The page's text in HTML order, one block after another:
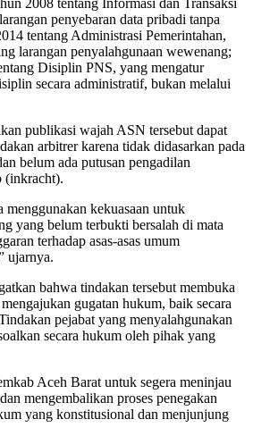
penyebaran data pribadi tanpa
tentang Administrasi Pemerintahan,
larangan penyalahgunaan wewenang;
Disiplin PNS, yang mengatur
secara administratif, bukan melalui
publikasi wajah ASN tersebut dapat
arbitrer karena tidak didasarkan pada
belum ada putusan pengadilan
(inkracht).
menggunakan kekuasaan untuk
yang belum terbukti bersalah di mata
terhadap asas-asas umum
ujarnya.
bahwa tindakan tersebut membuka
gugatan hukum, baik secara
pejabat yang menyalahgunakan
secara hukum oleh pihak yang
Aceh Barat untuk segera meninjau
mengembalikan proses penegakan
yang konstitusional dan menjunjung